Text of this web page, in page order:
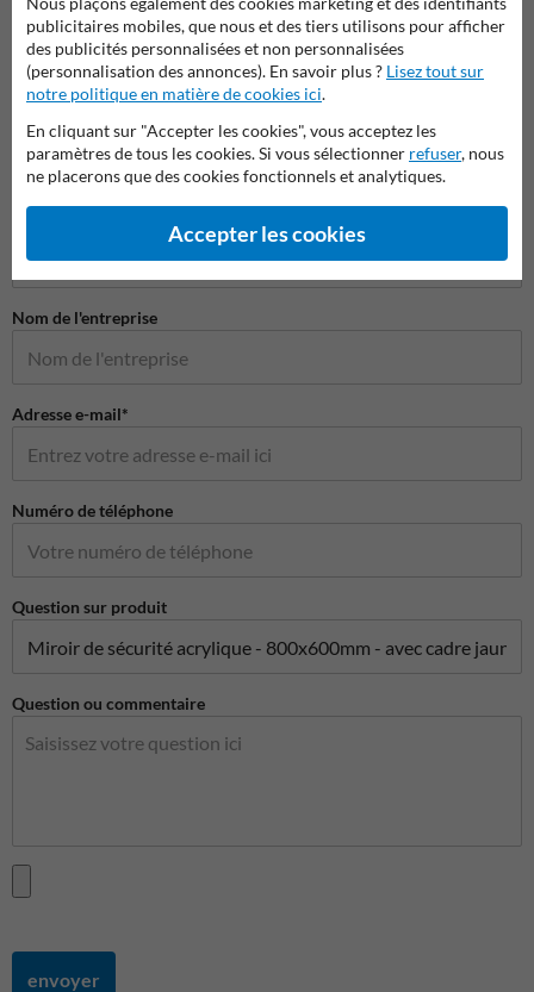
atelier
Miroir de sécurité
Poser votre question à MiroirdeCirculation.be
Nom de l'entreprise
Adresse e-mail*
Numéro de téléphone
Question sur produit
Question ou commentaire
envoyer
publicitaires mobiles, que nous et des tiers utilisons pour afficher
des publicités personnalisées et non personnalisées
(personnalisation des annonces). En savoir plus ? Lisez tout sur
notre politique en matière de cookies ici.
En cliquant sur "Accepter les cookies", vous acceptez les
paramètres de tous les cookies. Si vous sélectionner refuser, nous
ne placerons que des cookies fonctionnels et analytiques.
Accepter les cookies